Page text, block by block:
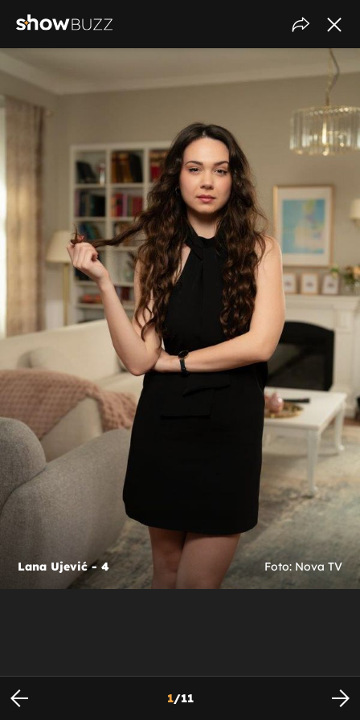
Lana Ujević - 4 Foto: Nova TV
1/11